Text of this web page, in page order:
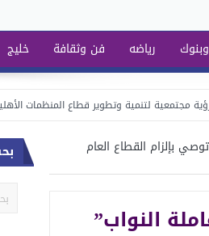
رياضه فن وثقافة خليج
وتطوير قطاع المنظمات الأهلية بحضور
بإلزام القطاع العام
النواب”